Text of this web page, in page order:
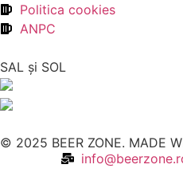
Politica cookies
ANPC
SAL şi SOL
© 2025 BEER ZONE. MADE